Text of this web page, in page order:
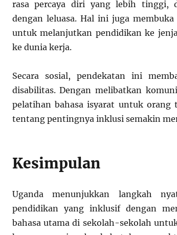
rasa percaya diri yang lebih tinggi,
dengan leluasa. Hal ini juga
untuk melanjutkan pendidikan ke
ke dunia kerja.
Secara sosial, pendekatan ini
disabilitas. Dengan melibatkan
pelatihan bahasa isyarat untuk orang
tentang pentingnya inklusi semakin
Kesimpulan
Uganda menunjukkan langkah
pendidikan yang inklusif dengan
bahasa utama di sekolah-sekolah